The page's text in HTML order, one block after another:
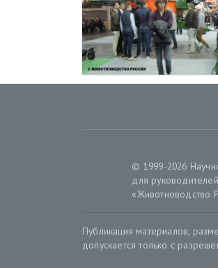
© 1999-2026
для
«Животноводство
Публикация материалов,
допускается только с